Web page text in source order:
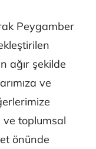
Peygamber
ağır şekilde
ve
toplumsal
önünde